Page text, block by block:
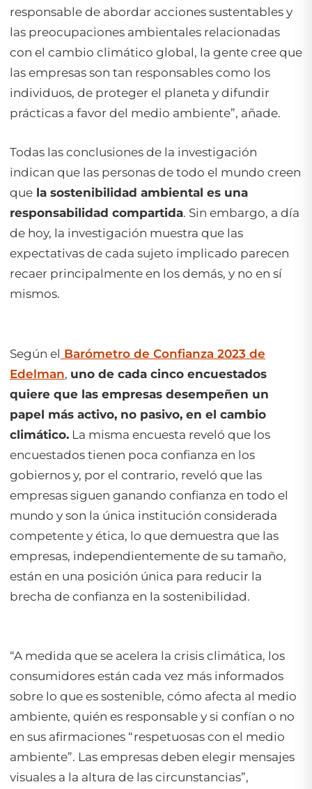
responsable de abordar acciones sustentables y
las preocupaciones ambientales relacionadas
con el cambio climático global, la gente cree que
las empresas son tan responsables como los
individuos, de proteger el planeta y difundir
prácticas a favor del medio ambiente”, añade.
Todas las conclusiones de la investigación
indican que las personas de todo el mundo creen
que la sostenibilidad ambiental es una
responsabilidad compartida. Sin embargo, a día
de hoy, la investigación muestra que las
expectativas de cada sujeto implicado parecen
recaer principalmente en los demás, y no en sí
mismos.
Según el Barómetro de Confianza 2023 de
Edelman, uno de cada cinco encuestados
quiere que las empresas desempeñen un
papel más activo, no pasivo, en el cambio
climático. La misma encuesta reveló que los
encuestados tienen poca confianza en los
gobiernos y, por el contrario, reveló que las
empresas siguen ganando confianza en todo el
mundo y son la única institución considerada
competente y ética, lo que demuestra que las
empresas, independientemente de su tamaño,
están en una posición única para reducir la
brecha de confianza en la sostenibilidad.
“A medida que se acelera la crisis climática, los
consumidores están cada vez más informados
sobre lo que es sostenible, cómo afecta al medio
ambiente, quién es responsable y si confían o no
en sus afirmaciones “respetuosas con el medio
ambiente”. Las empresas deben elegir mensajes
visuales a la altura de las circunstancias”,